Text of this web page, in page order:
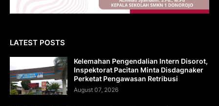
LATEST POSTS
Kelemahan Pengendalian Intern Disorot,
Inspektorat Pacitan Minta Disdagnaker
Perketat Pengawasan Retribusi
August 07, 2026